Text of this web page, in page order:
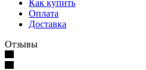
Как купить
Оплата
Доставка
Отзывы